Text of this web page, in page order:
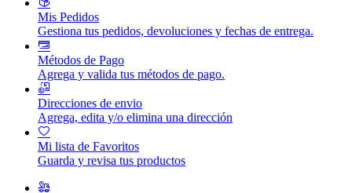
Mis Pedidos
Gestiona tus pedidos, devoluciones y fechas de entrega.
Métodos de Pago
Agrega y valida tus métodos de pago.
Direcciones de envio
Agrega, edita y/o elimina una dirección
Mi lista de Favoritos
Guarda y revisa tus productos